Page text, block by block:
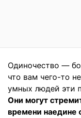
Одиночество —
что вам чего-то
умных людей эти
Они могут
времени наедине